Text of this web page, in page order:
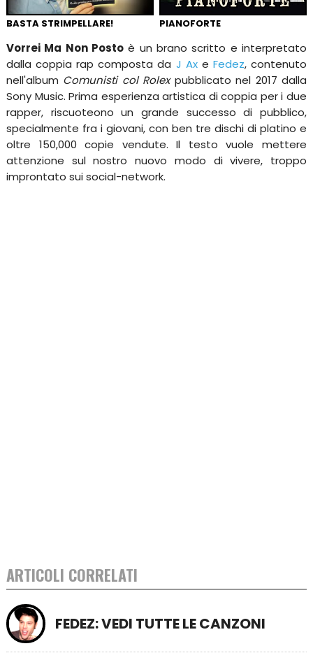
BASTA STRIMPELLARE! PIANOFORTE
Vorrei Ma Non Postoè un brano scritto e interpretato
dalla coppia rap composta da J Axe Fedez, contenuto
nell'album Comunisti col Rolexpubblicato nel 2017 dalla
Sony Music. Prima esperienza artistica di coppia per i due
rapper, riscuoteono un grande successo di pubblico,
specialmente fra i giovani, con ben tre dischi di platino e
oltre 150,000 copie vendute. Il testo vuole mettere
attenzione sul nostro nuovo modo di vivere, troppo
improntato sui social-network.
ARTICOLI CORRELATI
FEDEZ: VEDI TUTTE LE CANZONI